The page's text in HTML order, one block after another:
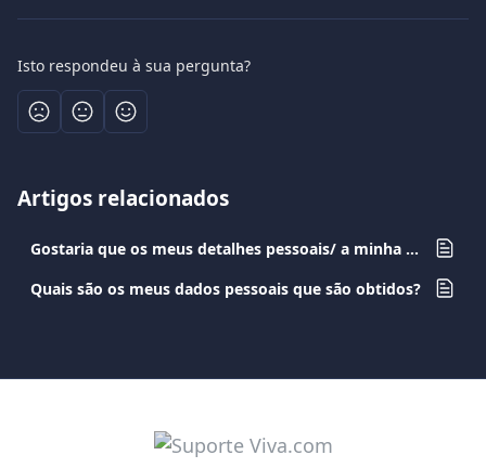
Isto respondeu à sua pergunta?
Artigos relacionados
Gostaria que os meus detalhes pessoais/ a minha conta fossem apagados
Quais são os meus dados pessoais que são obtidos?